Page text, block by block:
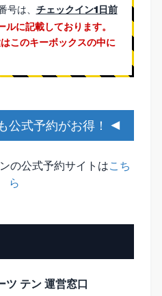
号は、 チェックイン1日前
ルに記載しております。
このキーボックスの中に
公式予約がお得！ ◀
の公式予約サイトはこち
ら
ツ テン 運営窓口